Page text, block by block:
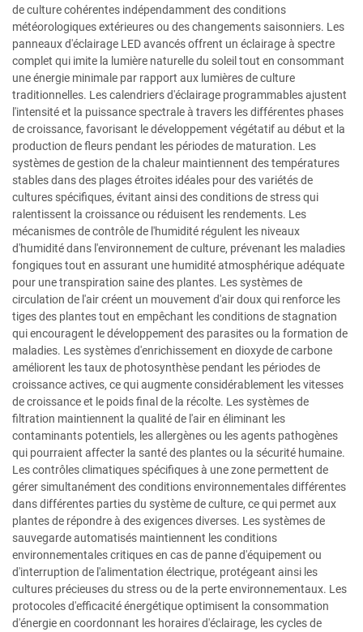
de culture cohérentes indépendamment des conditions
météorologiques extérieures ou des changements saisonniers. Les
panneaux d'éclairage LED avancés offrent un éclairage à spectre
complet qui imite la lumière naturelle du soleil tout en consommant
une énergie minimale par rapport aux lumières de culture
traditionnelles. Les calendriers d'éclairage programmables ajustent
l'intensité et la puissance spectrale à travers les différentes phases
de croissance, favorisant le développement végétatif au début et la
production de fleurs pendant les périodes de maturation. Les
systèmes de gestion de la chaleur maintiennent des températures
stables dans des plages étroites idéales pour des variétés de
cultures spécifiques, évitant ainsi des conditions de stress qui
ralentissent la croissance ou réduisent les rendements. Les
mécanismes de contrôle de l'humidité régulent les niveaux
d'humidité dans l'environnement de culture, prévenant les maladies
fongiques tout en assurant une humidité atmosphérique adéquate
pour une transpiration saine des plantes. Les systèmes de
circulation de l'air créent un mouvement d'air doux qui renforce les
tiges des plantes tout en empêchant les conditions de stagnation
qui encouragent le développement des parasites ou la formation de
maladies. Les systèmes d'enrichissement en dioxyde de carbone
améliorent les taux de photosynthèse pendant les périodes de
croissance actives, ce qui augmente considérablement les vitesses
de croissance et le poids final de la récolte. Les systèmes de
filtration maintiennent la qualité de l'air en éliminant les
contaminants potentiels, les allergènes ou les agents pathogènes
qui pourraient affecter la santé des plantes ou la sécurité humaine.
Les contrôles climatiques spécifiques à une zone permettent de
gérer simultanément des conditions environnementales différentes
dans différentes parties du système de culture, ce qui permet aux
plantes de répondre à des exigences diverses. Les systèmes de
sauvegarde automatisés maintiennent les conditions
environnementales critiques en cas de panne d'équipement ou
d'interruption de l'alimentation électrique, protégeant ainsi les
cultures précieuses du stress ou de la perte environnementaux. Les
protocoles d'efficacité énergétique optimisent la consommation
d'énergie en coordonnant les horaires d'éclairage, les cycles de